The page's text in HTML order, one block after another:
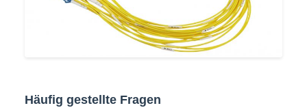
Häufig gestellte Fragen